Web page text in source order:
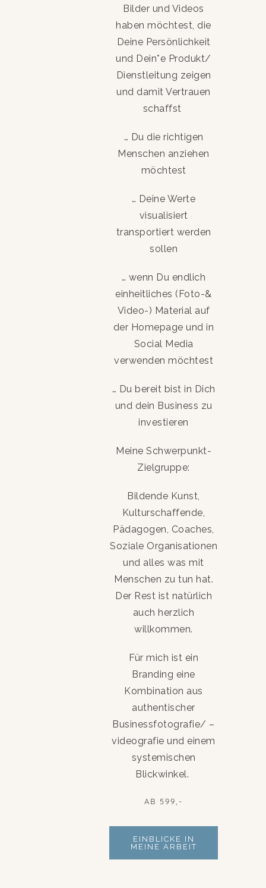
Bilder und Videos
haben möchtest, die
Deine Persönlichkeit
und Dein*e Produkt/
Dienstleitung zeigen
und damit Vertrauen
schaffst
… Du die richtigen
Menschen anziehen
möchtest
… Deine Werte
visualisiert
transportiert werden
sollen
… wenn Du endlich
einheitliches (Foto-&
Video-) Material auf
der Homepage und in
Social Media
verwenden möchtest
… Du bereit bist in Dich
und dein Business zu
investieren
Meine Schwerpunkt-
Zielgruppe:
Bildende Kunst,
Kulturschaffende,
Pädagogen, Coaches,
Soziale Organisationen
und alles was mit
Menschen zu tun hat.
Der Rest ist natürlich
auch herzlich
willkommen.
Für mich ist ein
Branding eine
Kombination aus
authentischer
Businessfotografie/ –
videografie und einem
systemischen
Blickwinkel.
AB 599,-
EINBLICKE IN
MEINE ARBEIT